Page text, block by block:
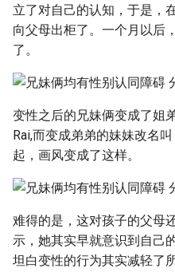
立了对自己的认知，于是，
向父母出柜了。一个月以后
了。
变性之后的兄妹俩变成了姐
Rai,而变成弟弟的妹妹改名
起，画风变成了这样。
难得的是，这对孩子的父母
示，她其实早就意识到自己
坦白变性的行为其实减轻了